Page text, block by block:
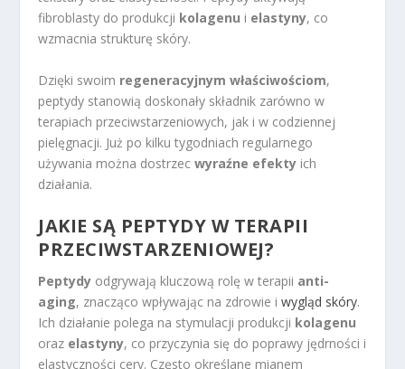
fibroblasty do produkcji kolagenu i elastyny, co
wzmacnia strukturę skóry.
Dzięki swoim regeneracyjnym właściwościom,
peptydy stanowią doskonały składnik zarówno w
terapiach przeciwstarzeniowych, jak i w codziennej
pielęgnacji. Już po kilku tygodniach regularnego
używania można dostrzecwyraźne efekty ich
działania.
JAKIE SĄ PEPTYDY W TERAPII
PRZECIWSTARZENIOWEJ?
Peptydy odgrywają kluczową rolę w terapii anti-
aging, znacząco wpływając na zdrowie iwygląd skóry.
Ich działanie polega na stymulacji produkcji kolagenu
oraz elastyny, co przyczynia się do poprawy jędrności i
elastyczności cery. Często określane mianem